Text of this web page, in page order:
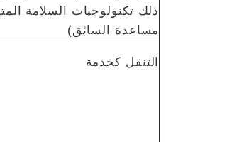
ذلك تكنولوجيات السلامة
مساعدة السائق)
التنقل كخدمة